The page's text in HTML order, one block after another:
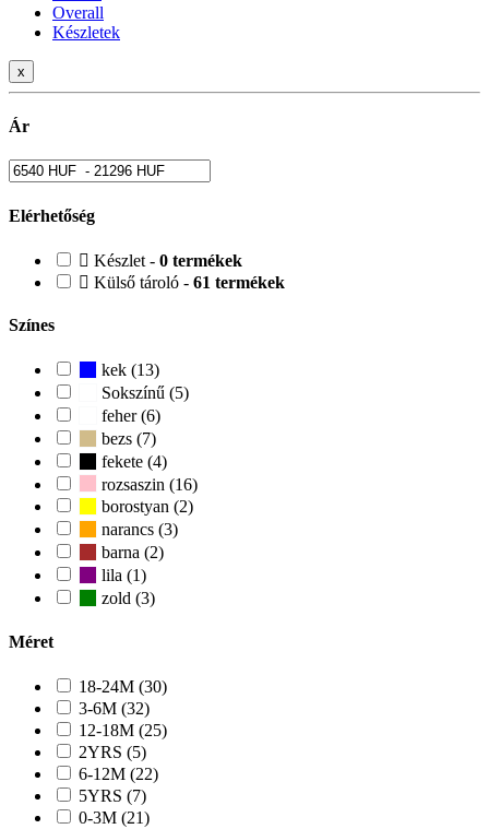
Overall
Készletek
x
Ár
Elérhetőség
Készlet - 0 termékek
Külső tároló - 61 termékek
Színes
kek (13)
Sokszínű (5)
feher (6)
bezs (7)
fekete (4)
rozsaszin (16)
borostyan (2)
narancs (3)
barna (2)
lila (1)
zold (3)
Méret
18-24M (30)
3-6M (32)
12-18M (25)
2YRS (5)
6-12M (22)
5YRS (7)
0-3M (21)